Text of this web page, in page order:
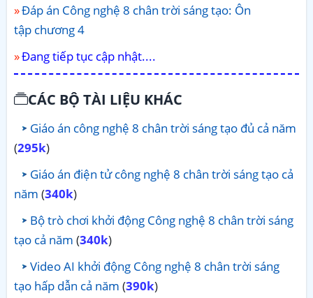
Đáp án Công nghệ 8 chân trời sáng tạo: Ôn
tập chương 4
Đang tiếp tục cập nhật....
CÁC BỘ TÀI LIỆU KHÁC
Giáo án công nghệ 8 chân trời sáng tạo đủ cả năm
(295k)
Giáo án điện tử công nghệ 8 chân trời sáng tạo cả
năm (340k)
Bộ trò chơi khởi động Công nghệ 8 chân trời sáng
tạo cả năm (340k)
Video AI khởi động Công nghệ 8 chân trời sáng
tạo hấp dẫn cả năm (390k)